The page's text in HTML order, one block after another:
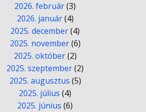
2026. február(3)
2026. január(4)
2025. december(4)
2025. november(6)
2025. október(2)
2025. szeptember(2)
2025. augusztus (5)
2025. július (4)
2025. június (6)